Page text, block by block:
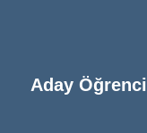
Aday Öğrenci